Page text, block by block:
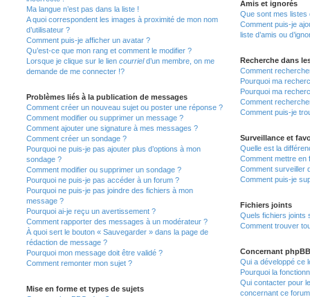
Ma langue n’est pas dans la liste !
A quoi correspondent les images à proximité de mon nom
d’utilisateur ?
Comment puis-je afficher un avatar ?
Qu’est-ce que mon rang et comment le modifier ?
Lorsque je clique sur le lien courrield’un membre, on me
demande de me connecter !?
Problèmes liés à la publication de messages
Comment créer un nouveau sujet ou poster une réponse ?
Comment modifier ou supprimer un message ?
Comment ajouter une signature à mes messages ?
Comment créer un sondage ?
Pourquoi ne puis-je pas ajouter plus d’options à mon
sondage ?
Comment modifier ou supprimer un sondage ?
Pourquoi ne puis-je pas accéder à un forum ?
Pourquoi ne puis-je pas joindre des fichiers à mon
message ?
Pourquoi ai-je reçu un avertissement ?
Comment rapporter des messages à un modérateur ?
À quoi sert le bouton « Sauvegarder » dans la page de
rédaction de message ?
Pourquoi mon message doit être validé ?
Comment remonter mon sujet ?
Mise en forme et types de sujets
Amis et ignorés
Que sont mes listes
Comment puis-je
liste d’amis ou
Recherche dans
Comment
Pourquoi ma
Pourquoi ma
Comment
Comment puis-je
Surveillance et
Quelle est la
Comment mettre en
Comment surveiller
Comment puis-je
Fichiers joints
Quels fichiers joints
Comment trouver
Concernant phpBB
Qui a développé ce
Pourquoi la
Qui contacter pour
concernant ce